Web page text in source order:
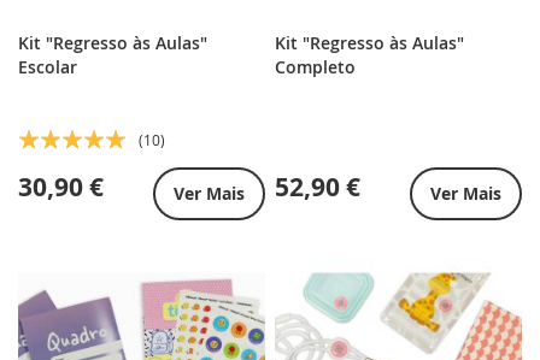
Kit "Regresso às Aulas"
Escolar
Classificação:
(10)
30,90 € Ver Mais
Kit "Regresso às Aulas"
Completo
52,90 € Ver Mais